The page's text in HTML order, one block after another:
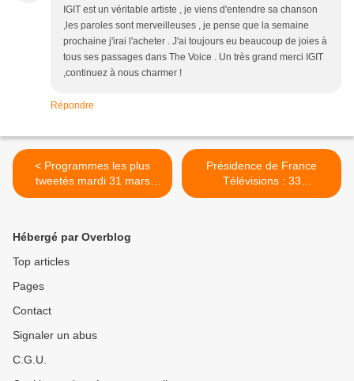
IGIT est un véritable artiste , je viens d'entendre sa chanson
,les paroles sont merveilleuses , je pense que la semaine
prochaine j'irai l'acheter . J'ai toujours eu beaucoup de joies à
tous ses passages dans The Voice . Un très grand merci IGIT
,continuez à nous charmer !
Répondre
< Programmes les plus
tweetés mardi 31 mars
(Followatch).
Présidence de France
Télévisions : 33
candidatures ! >
Hébergé par Overblog
Top articles
Pages
Contact
Signaler un abus
C.G.U.